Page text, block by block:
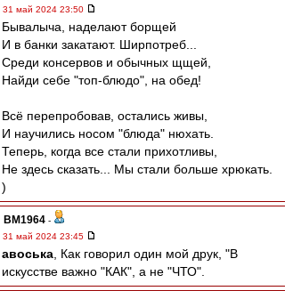
31 май 2024 23:50
Бывалыча, наделают борщей
И в банки закатают. Ширпотреб...
Среди консервов и обычных щщей,
Найди себе "топ-блюдо", на обед!
Всё перепробовав, остались живы,
И научились носом "блюда" нюхать.
Теперь, когда все стали прихотливы,
Не здесь сказать... Мы стали больше хрюкать.
)
BM1964 -
31 май 2024 23:45
авоська , Как говорил один мой друк, "В
искусстве важно "КАК", а не "ЧТО".